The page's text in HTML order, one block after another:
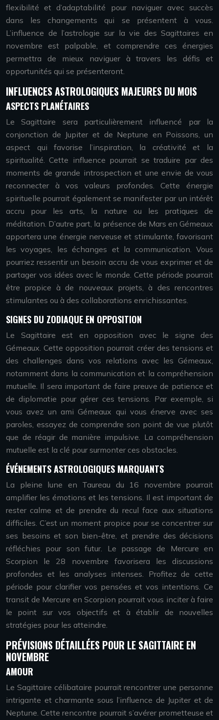
flexibilité et d’adaptabilité pour naviguer avec succès
dans les changements qui se présentent à vous.
L’influence de l’astrologie sur la vie des Sagittaires en
novembre est palpable, et comprendre ces énergies
permettra de mieux naviguer à travers les défis et
opportunités qui se présenteront.
INFLUENCES ASTROLOGIQUES MAJEURES DU MOIS
ASPECTS PLANÉTAIRES
Le Sagittaire sera particulièrement influencé par la
conjonction de Jupiter et de Neptune en Poissons, un
aspect qui favorise l’inspiration, la créativité et la
spiritualité. Cette influence pourrait se traduire par des
moments de grande introspection et une envie de vous
reconnecter à vos valeurs profondes. Cette énergie
spirituelle pourrait également se manifester par un intérêt
accru pour les arts, la nature ou les pratiques de
méditation. D’autre part, la présence de Mars en Gémeaux
apportera une énergie nerveuse et stimulante, favorisant
les voyages, les échanges et la communication. Vous
pourriez ressentir un besoin accru de vous exprimer et de
partager vos idées avec le monde. Cette période pourrait
être propice à de nouveaux projets, à des rencontres
stimulantes ou à des collaborations enrichissantes.
SIGNES DU ZODIAQUE EN OPPOSITION
Le Sagittaire est en opposition avec le signe des
Gémeaux. Cette opposition pourrait créer des tensions et
des challenges dans vos relations avec les Gémeaux,
notamment dans la communication et la compréhension
mutuelle. Il sera important de faire preuve de patience et
de diplomatie pour gérer ces tensions. Par exemple, si
vous avez un ami Gémeaux qui vous énerve avec ses
paroles, essayez de comprendre son point de vue plutôt
que de réagir de manière impulsive. La compréhension
mutuelle est la clé pour surmonter ces obstacles.
ÉVÉNEMENTS ASTROLOGIQUES MARQUANTS
La pleine lune en Taureau du 16 novembre pourrait
amplifier les émotions et les tensions. Il est important de
rester calme et de prendre du recul face aux situations
difficiles. C’est un moment propice pour se concentrer sur
ses besoins et son bien-être, et prendre des décisions
réfléchies pour son futur. Le passage de Mercure en
Scorpion le 28 novembre favorisera les discussions
profondes et les analyses intenses. Profitez de cette
période pour clarifier vos pensées et vos intentions. Ce
transit de Mercure en Scorpion pourrait vous inciter à faire
le point sur vos objectifs et à établir de nouvelles
stratégies pour les atteindre.
PRÉVISIONS DÉTAILLÉES POUR LE SAGITTAIRE EN
NOVEMBRE
AMOUR
Le Sagittaire célibataire pourrait rencontrer une personne
intrigante et charmante sous l’influence de Jupiter et de
Neptune. Cette rencontre pourrait s’avérer prometteuse et